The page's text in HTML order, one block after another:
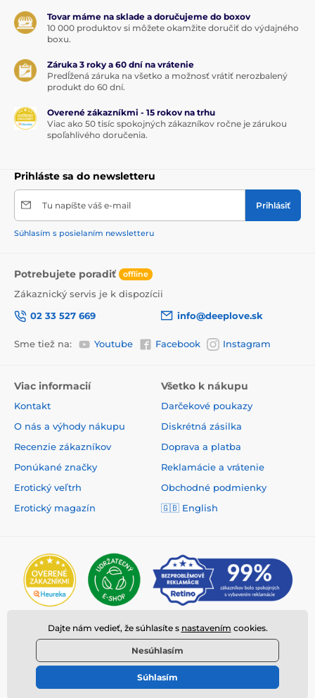
Tovar máme na sklade a doručujeme do boxov
10 000 produktov si môžete okamžite doručiť do výdajného
boxu.
Záruka 3 roky a 60 dní na vrátenie
Predĺžená záruka na všetko a možnosť vrátiť nerozbalený
produkt do 60 dní.
Overené zákazníkmi - 15 rokov na trhu
Viac ako 50 tisíc spokojných zákazníkov ročne je zárukou
spoľahlivého doručenia.
Prihláste sa do newsletteru
Tu napíšte váš e-mail Prihlásiť
Súhlasím s posielaním newsletteru
Potrebujete poradiť offline
Zákaznický servis je k dispozícii
02 33 527 669
info@deeplove.sk
Sme tiež na: Youtube Facebook Instagram
Viac informacií
Kontakt
O nás a výhody nákupu
Recenzie zákazníkov
Ponúkané značky
Erotický veľtrh
Erotický magazín
Všetko k nákupu
Darčekové poukazy
Diskrétná zásilka
Doprava a platba
Reklamácie a vrátenie
Obchodné podmienky
🇬🇧 English
© 2026 www.deeplove.sk ⦁ E-shop vytvorila
Dajte nám vedieť, že súhlasíte s nastavením cookies.
Nesúhlasím
Súhlasím